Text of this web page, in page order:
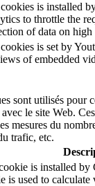
is installed
to throttle the
of data on high
is set by
of embedded
sont utilisés pour
le site Web.
mesures du
trafic, etc.
is installed by
is used to calculate